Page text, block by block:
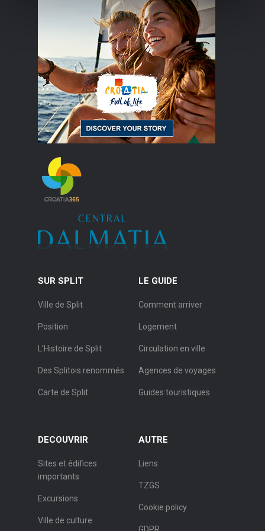
SUR SPLIT
Ville de Split
Position
L’Histoire de Split
Des Splitois renommés
Carte de Split
LE GUIDE
Comment arriver
Logement
Circulation en ville
Agences de voyages
Guides touristiques
DECOUVRIR
Sites et édifices
importants
Excursions
Ville de culture
AUTRE
Liens
TZGS
Cookie policy